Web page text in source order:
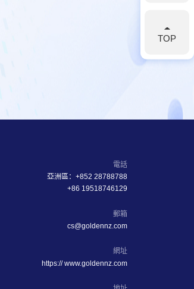
TOP
電話
亞洲區：+852 28788788
+86 19518746129
郵箱
cs@goldennz.com
網址
https:// www.goldennz.com